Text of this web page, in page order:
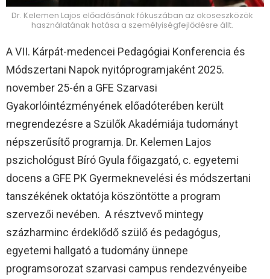
Dr. Kelemen Lajos előadásának fókuszában az okoseszközök
használatának hatása a személyiségfejlődésre állt.
A VII. Kárpát-medencei Pedagógiai Konferencia és
Módszertani Napok nyitóprogramjaként 2025.
november 25-én a GFE Szarvasi
Gyakorlóintézményének előadóterében került
megrendezésre a Szülők Akadémiája tudományt
népszerűsítő programja. Dr. Kelemen Lajos
pszichológust Bíró Gyula főigazgató, c. egyetemi
docens a GFE PK Gyermeknevelési és módszertani
tanszékének oktatója köszöntötte a program
szervezői nevében. A résztvevő mintegy
százharminc érdeklődő szülő és pedagógus,
egyetemi hallgató a tudomány ünnepe
programsorozat szarvasi campus rendezvényeibe